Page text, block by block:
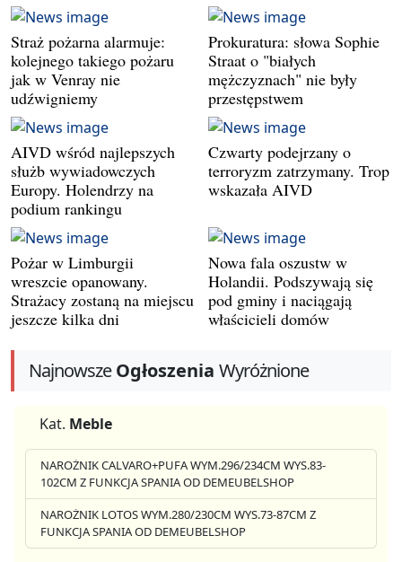
Straż pożarna alarmuje:
kolejnego takiego pożaru
jak w Venray nie
udźwigniemy
Prokuratura: słowa Sophie
Straat o "białych
mężczyznach" nie były
przestępstwem
AIVD wśród najlepszych
służb wywiadowczych
Europy. Holendrzy na
podium rankingu
Czwarty podejrzany o
terroryzm zatrzymany. Trop
wskazała AIVD
Pożar w Limburgii
wreszcie opanowany.
Strażacy zostaną na miejscu
jeszcze kilka dni
Nowa fala oszustw w
Holandii. Podszywają się
pod gminy i naciągają
właścicieli domów
NajnowszeOgłoszenia Wyróżnione
Kat. Meble
NAROŻNIK CALVARO+PUFA WYM.296/234CM WYS.83-
102CM Z FUNKCJA SPANIA OD DEMEUBELSHOP
NAROŻNIK LOTOS WYM.280/230CM WYS.73-87CM Z
FUNKCJA SPANIA OD DEMEUBELSHOP